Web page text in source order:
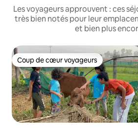
Les voyageurs approuvent : ces
très bien notés pour leur
et bien plus
Coup de cœur voyageurs
Coup de cœur voyageurs